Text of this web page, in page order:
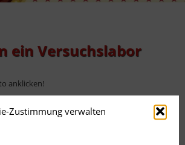
Zustimmung verwalten
ein Versuchslabor
anklicken!